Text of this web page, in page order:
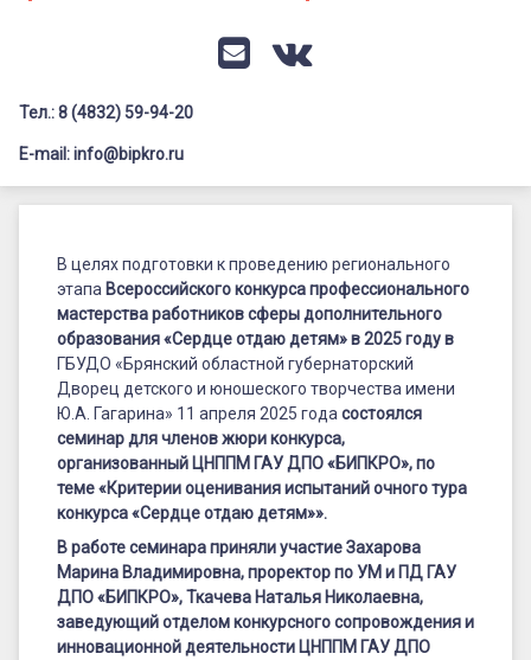
Профилактика дистанционных преступлений
Флагманы образования
Педагог-психолог
E-mailVK
Заголовок сайта → второстепенный
Тел.: 8 (4832) 59-94-20
E-mail: info@bipkro.ru
семинар
для
членов
жюри
конкурса,
организованный
ЦНППМ
ГАУ
ДПО
«БИПКРО»,
ГАУ ДПО "БИПКРО"
Категории:
Семинары,
В целях подготовки к проведению регионального
этапа Всероссийского конкурса профессионального
мастерства работников сферы дополнительного
образования «Сердце отдаю детям» в 2025 годув
ГБУДО «Брянский областной губернаторский
Дворец детского и юношеского творчества имени
Ю.А. Гагарина» 11 апреля 2025 года состоялся
семинар для членов жюри конкурса,
организованный ЦНППМ ГАУ ДПО «БИПКРО», по
теме «Критерии оценивания испытаний очного тура
конкурса «Сердце отдаю детям»».
В работе семинара приняли участиеЗахарова
Марина Владимировна, проректор по УМ и ПД ГАУ
ДПО «БИПКРО»,Ткачева Наталья Николаевна,
заведующий отделом конкурсного сопровождения и
инновационной деятельности ЦНППМ ГАУ ДПО